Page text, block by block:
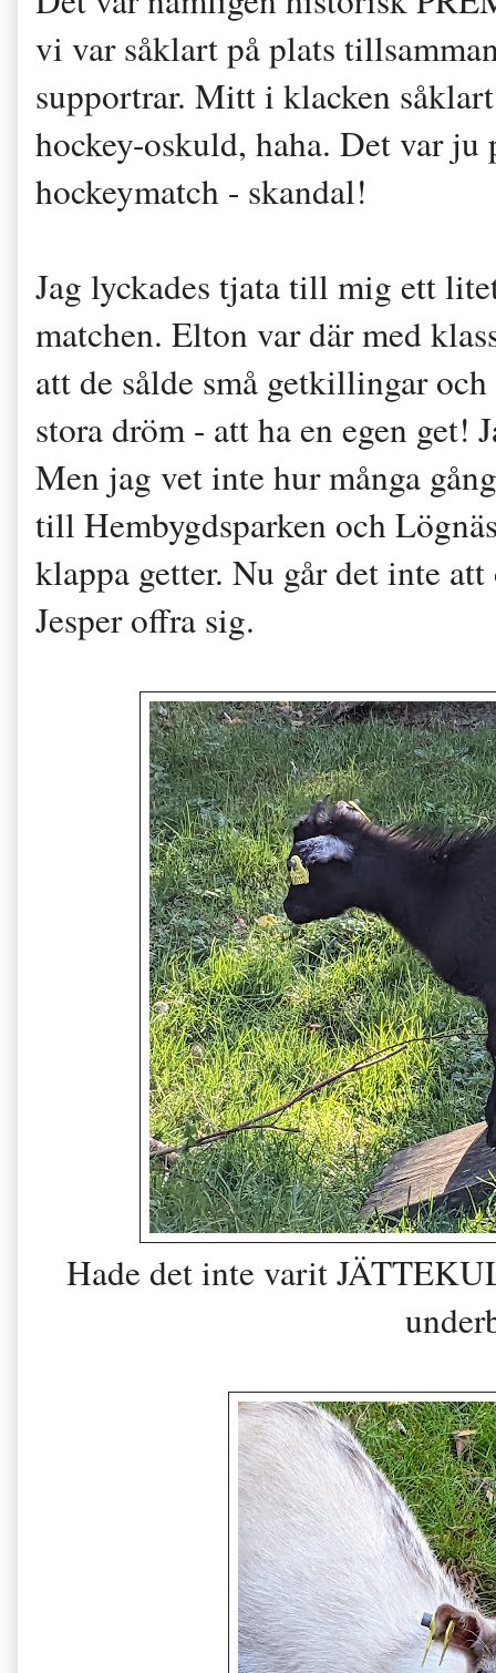
vi var såklart på plats
supportrar. Mitt i klacken
hockey-oskuld, haha. Det var ju
hockeymatch - skandal!
Jag lyckades tjata till mig ett
matchen. Elton var där med
att de sålde små getkillingar
stora dröm - att ha en egen get!
Men jag vet inte hur många
till Hembygdsparken och
klappa getter. Nu går det inte
Jesper offra sig.
Hade det inte varit